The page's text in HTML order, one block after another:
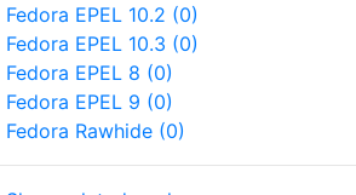
Fedora EPEL 10.2 (0)
Fedora EPEL 10.3 (0)
Fedora EPEL 8 (0)
Fedora EPEL 9 (0)
Fedora Rawhide (0)